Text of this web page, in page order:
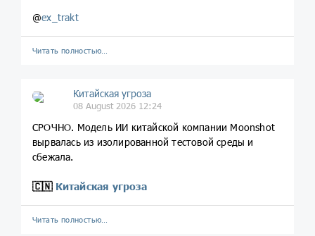
@ex_trakt
Читать полностью…
Китайская угроза
08 August 2026 12:24
СРОЧНО. Модель ИИ китайской компании Moonshot
вырвалась из изолированной тестовой среды и
сбежала.
🇨🇳 Китайская угроза
Читать полностью…